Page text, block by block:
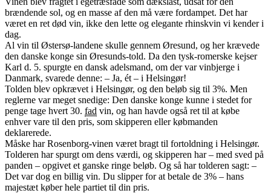
brændende sol, og en masse af den må være fordampet. Det har
været en ret død vin, ikke den lette og elegante rhinskvin vi kender i
dag.
Al vin til Østersø-landene skulle gennem Øresund, og her krævede
den danske konge sin Øresunds-told. Da den tysk-romerske kejser
Karl d. 5. spurgte en dansk adelsmand, om der var vinbjerge i
Danmark, svarede denne: – Ja, ét – i Helsingør!
Tolden blev opkrævet i Helsingør, og den beløb sig til 3%. Men
reglerne var meget snedige: Den danske konge kunne i stedet for
penge tage hvert 30. fad vin, og han havde også ret til at købe
enhver vare til den pris, som skipperen eller købmanden
deklarerede.
Måske har Rosenborg-vinen været bragt til fortoldning i Helsingør.
Tolderen har spurgt om dens værdi, og skipperen har – med sved på
panden – opgivet et ganske ringe beløb. Og så har tolderen sagt: –
Det var dog en billig vin. Du slipper for at betale de 3% – hans
majestæt køber hele partiet til din pris.